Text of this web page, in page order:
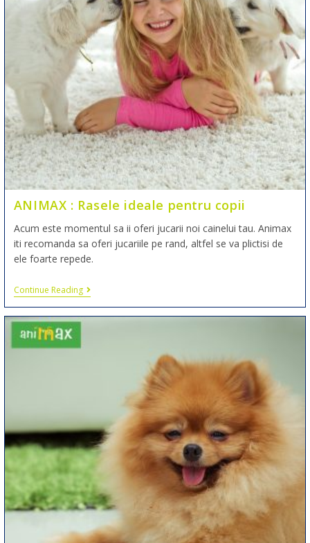
ANIMAX : Rasele ideale pentru copii
Acum este momentul sa ii oferi jucarii noi cainelui tau. Animax
iti recomanda sa oferi jucariile pe rand, altfel se va plictisi de
ele foarte repede.
Continue Reading